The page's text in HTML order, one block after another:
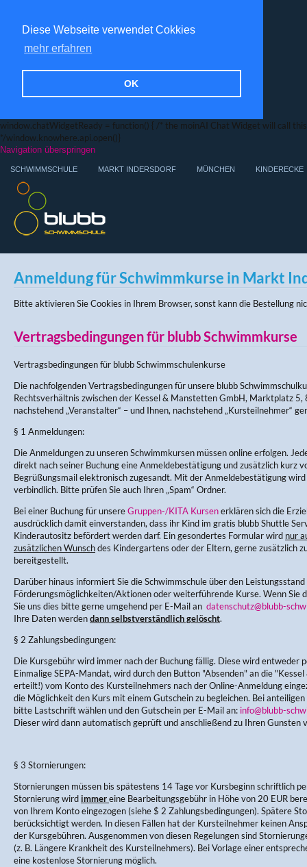
Diese Webseite verwendet Cokkies
mehr erfahren
OK
window.chatWidgetReady = function() { /* the moinAI Chat Widget will call
*/window.knowhere.api.open()}
Navigation überspringen
SCHWIMMSCHULE MARKT INDERSDORF MÜNCHEN KINDERECKE
Anmeldung für Schwimmkurse in Markt
Bitte aktivieren Sie Cookies in Ihrem Browser, sonst kann die Bestellung
Vertragsbedingungen für blubb Schwimmkurse
Vertragsbedingungen für blubb Schwimmschulenkurse
Die nachfolgenden Vertragsbedingungen für unsere blubb
Rechtsverhältnis zwischen der Kessel & Manstetten GmbH, Marktplatz
nachstehend „Veranstalter“ – und Ihnen, nachstehend „Kursteilnehmer“
§ 1 Anmeldungen:
Die Anmeldungen zu unseren Schwimmkursen müssen online erfolgen.
direkt nach seiner Buchung eine Anmeldebestätigung und zusätzlich kurz
Begrüßungsmail elektronisch zugesandt. Mit der Anmeldebestätigung
verbindlich. Bitte prüfen Sie auch Ihren „Spam“ Ordner.
Bei einer Buchung für unsereGruppen-/KITA Kursenerklären sich die
ausdrücklich damit einverstanden, dass ihr Kind im gratis blubb Shuttle
Kinderautositz befördert werden darf. Ein gesondertes Formular wird nur
zusätzlichen Wunschdes Kindergartens oder der Eltern, gerne zusätzlich
bereitgestellt.
Darüber hinaus informiert Sie die Schwimmschule über den
Förderungsmöglichkeiten/Aktionen oder weiterführende Kurse. Wenn Sie
Sie uns dies bitte gerne umgehend per E-Mail an datenschutz@blubb-
Ihre Daten werdendann selbstverständlich gelöscht.
§ 2 Zahlungsbedingungen:
Die Kursgebühr wird immer nach der Buchung fällig. Diese wird entweder
Einmalige SEPA-Mandat, wird durch den Button "Absenden" an die
erteilt!) vom Konto des Kursteilnehmers nach der Online-Anmeldung
die Möglichkeit den Kurs mit einem Gutschein zu begleichen. Bei
bitte Lastschrift wählen und den Gutschein per E-Mail an: info@blubb-
Dieser wird dann automatisch geprüft und anschließend zu Ihren Gunsten
§ 3 Stornierungen:
Stornierungen müssen bis spätestens 14 Tage vor Kursbeginn schriftlich
Stornierung wirdimmereine Bearbeitungsgebühr in Höhe von 20 EUR
von Ihrem Konto eingezogen (siehe $ 2 Zahlungsbedingungen). Spätere
berücksichtigt werden. In diesen Fällen hat der Kursteilnehmer keinen
der Kursgebühren. Ausgenommen von diesen Regelungen sind
(z. B. Längere Krankheit des Kursteilnehmers). Bei Vorlage einer
eine kostenlose Stornierung möglich.